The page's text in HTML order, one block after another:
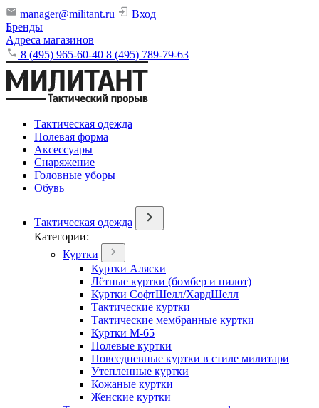
manager@militant.ru
Вход
Бренды
Адреса магазинов
8 (495) 965-60-40 8 (495) 789-79-63
Тактическая одежда
Полевая форма
Аксессуары
Снаряжение
Головные уборы
Обувь
Тактическая одежда
Категории:
Куртки
Куртки Аляски
Лётные куртки (бомбер и пилот)
Куртки СофтШелл/ХардШелл
Тактические куртки
Тактические мембранные куртки
Куртки М-65
Полевые куртки
Повседневные куртки в стиле милитари
Утепленные куртки
Кожаные куртки
Женские куртки